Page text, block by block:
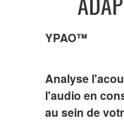
YPAO™
Analyse
l'audio en
au sein de